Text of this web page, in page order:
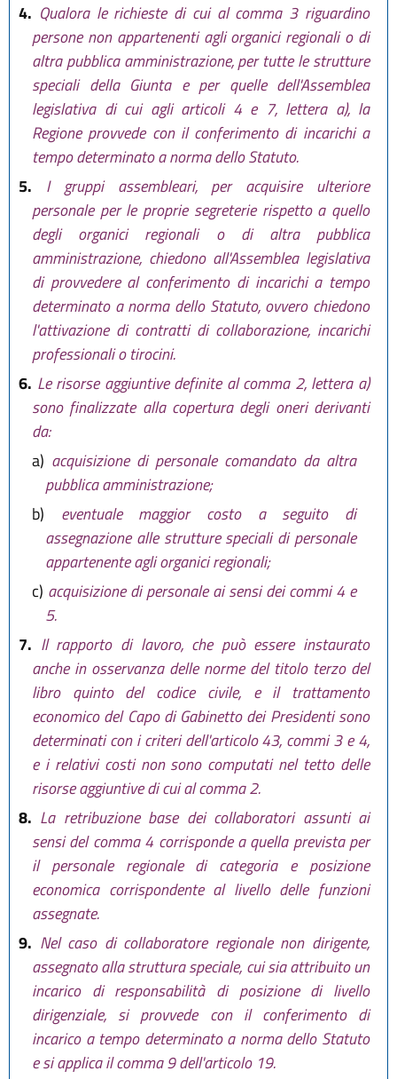
4. Qualora le richieste di cui al comma 3 riguardino
persone non appartenenti agli organici regionali o di
altra pubblica amministrazione, per tutte le strutture
speciali della Giunta e per quelle dell'Assemblea
legislativa di cui agli articoli 4 e 7, lettera a), la
Regione provvede con il conferimento di incarichi a
tempo determinato a norma dello Statuto.
5.
I gruppi assembleari, per acquisire ulteriore
personale per le proprie segreterie rispetto a quello
degli organici regionali o di altra pubblica
amministrazione, chiedono all'Assemblea legislativa
di provvedere al conferimento di incarichi a tempo
determinato a norma dello Statuto, ovvero chiedono
l'attivazione di contratti di collaborazione, incarichi
professionali o tirocini.
6. Le risorse aggiuntive definite al comma 2, lettera a)
sono finalizzate alla copertura degli oneri derivanti
da:
a) acquisizione di personale comandato da altra
pubblica amministrazione;
b)
eventuale maggior costo a seguito di
assegnazione alle strutture speciali di personale
appartenente agli organici regionali;
c) acquisizione di personale ai sensi dei commi 4 e
5.
7. Il rapporto di lavoro, che può essere instaurato
anche in osservanza delle norme del titolo terzo del
libro quinto del codice civile, e il trattamento
economico del Capo di Gabinetto dei Presidenti sono
determinati con i criteri dell'articolo 43, commi 3 e 4,
e i relativi costi non sono computati nel tetto delle
risorse aggiuntive di cui al comma 2.
8. La retribuzione base dei collaboratori assunti ai
sensi del comma 4 corrisponde a quella prevista per
il personale regionale di categoria e posizione
economica corrispondente al livello delle funzioni
assegnate.
9. Nel caso di collaboratore regionale non dirigente,
assegnato alla struttura speciale, cui sia attribuito un
incarico di responsabilità di posizione di livello
dirigenziale, si provvede con il conferimento di
incarico a tempo determinato a norma dello Statuto
e si applica il comma 9 dell'articolo 19.